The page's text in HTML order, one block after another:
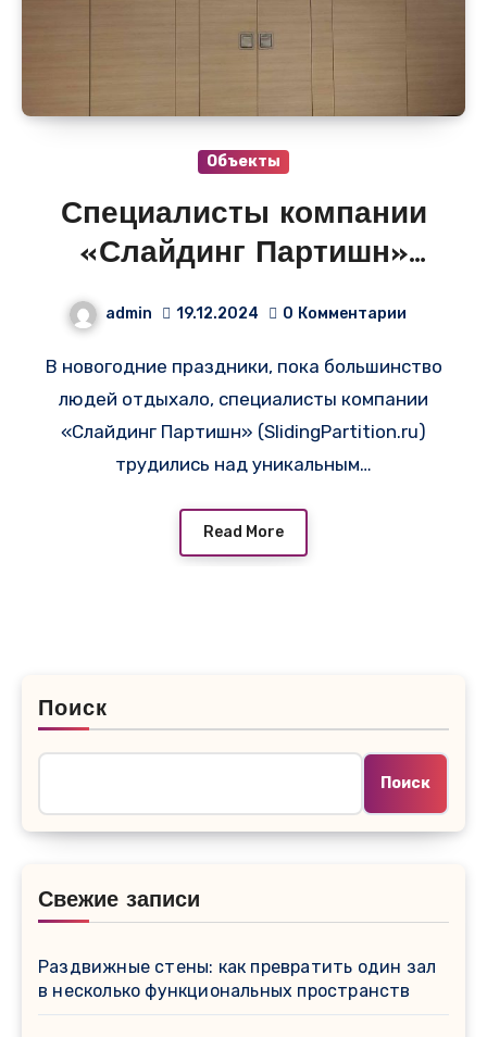
Объекты
Специалисты компании
«Слайдинг Партишн»
уникальным проектом в
историческом месте
admin 19.12.2024 0 Комментарии
В новогодние праздники, пока большинство
людей отдыхало, специалисты компании
«Слайдинг Партишн» (SlidingPartition.ru)
трудились над уникальным…
Read More
Поиск
Поиск
Свежие записи
Раздвижные стены: как превратить один зал
в несколько функциональных пространств